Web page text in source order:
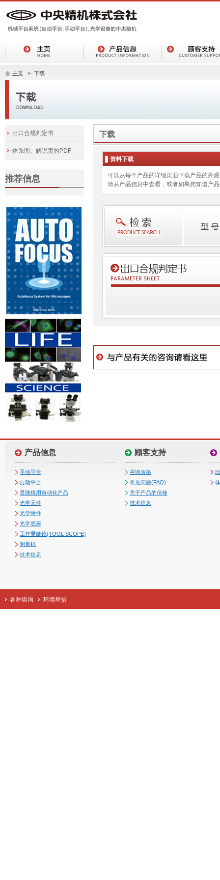
主页 下载
下载
资料下载
可以从每个产品的详细页面下载产品的外
请从产品信息中查看，或者如果您知道产
出口合规判定书
体系图、解说页的PDF
推荐信息
产品信息
手动平台
自动平台
显微镜用自动化产品
光学元件
光学附件
光学底座
工作显微镜(TOOL SCOPE)
测量机
技术信息
顾客支持
咨询表格
常见问题(FAQ)
关于产品的保修
技术信息
各种咨询 环境举措